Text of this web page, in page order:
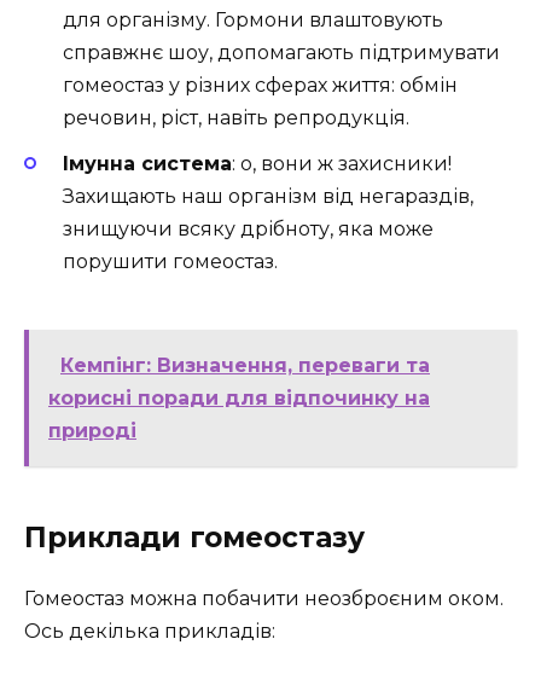
для організму. Гормони влаштовують
справжнє шоу, допомагають підтримувати
гомеостаз у різних сферах життя: обмін
речовин, ріст, навіть репродукція.
Імунна система: о, вони ж захисники!
Захищають наш організм від негараздів,
знищуючи всяку дрібноту, яка може
порушити гомеостаз.
Кемпінг: Визначення, переваги та
корисні поради для відпочинку на
природі
Приклади гомеостазу
Гомеостаз можна побачити неозброєним оком.
Ось декілька прикладів: